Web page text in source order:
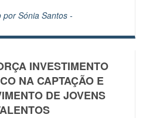
porSónia Santos -
INVESTIMENTO
NA CAPTAÇÃO E
DE JOVENS